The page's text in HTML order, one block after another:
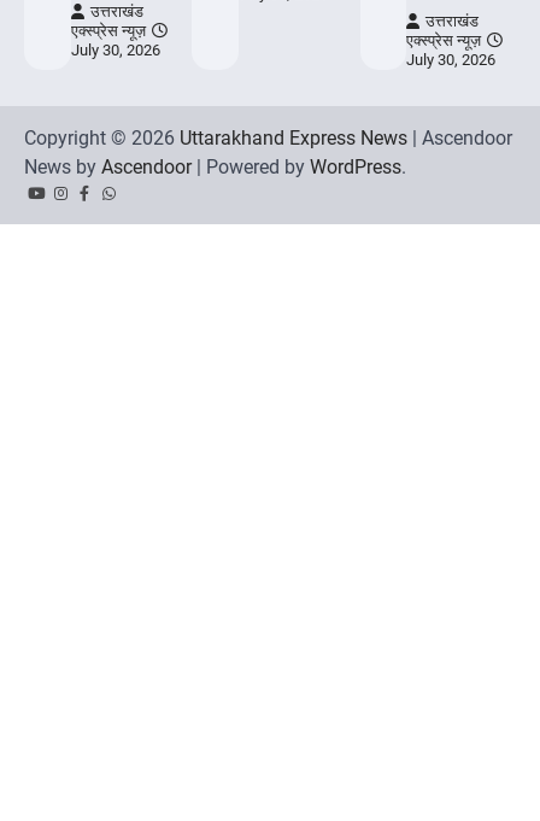
उत्तराखंड
एक्स्प्रेस न्यूज़
July 30, 2026
उत्तराखंड
एक्स्प्रेस न्यूज़
July 30, 2026
Copyright © 2026 Uttarakhand Express News | Ascendoor
News by Ascendoor| Powered by WordPress.
YouTubeInstagram
Facebook
Whatsapp